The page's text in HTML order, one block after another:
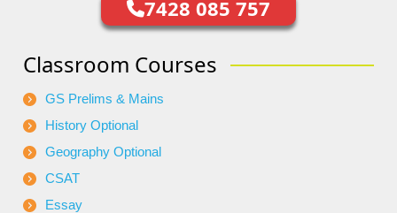
7428 085 757
Classroom Courses
GS Prelims & Mains
History Optional
Geography Optional
CSAT
Essay